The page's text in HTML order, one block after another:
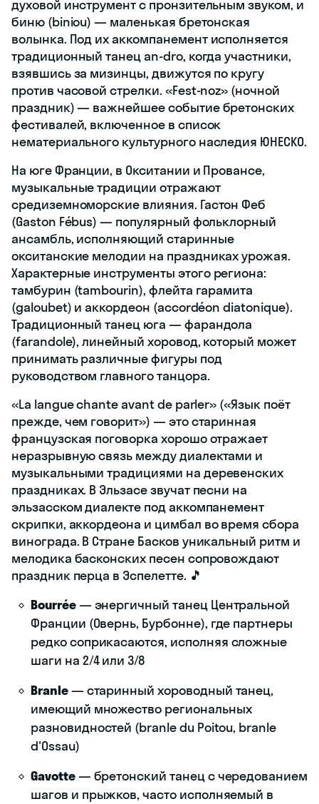
духовой инструмент с пронзительным звуком, и
биню (biniou) — маленькая бретонская
волынка. Под их аккомпанемент исполняется
традиционный танец an-dro, когда участники,
взявшись за мизинцы, движутся по кругу
против часовой стрелки. «Fest-noz» (ночной
праздник) — важнейшее событие бретонских
фестивалей, включенное в список
нематериального культурного наследия ЮНЕСКО.
На юге Франции, в Окситании и Провансе,
музыкальные традиции отражают
средиземноморские влияния. Гастон Феб
(Gaston Fébus) — популярный фольклорный
ансамбль, исполняющий старинные
окситанские мелодии на праздниках урожая.
Характерные инструменты этого региона:
тамбурин (tambourin), флейта гарамита
(galoubet) и аккордеон (accordéon diatonique).
Традиционный танец юга — фарандола
(farandole), линейный хоровод, который может
принимать различные фигуры под
руководством главного танцора.
«La langue chante avant de parler» («Язык поёт
прежде, чем говорит») — это старинная
французская поговорка хорошо отражает
неразрывную связь между диалектами и
музыкальными традициями на деревенских
праздниках. В Эльзасе звучат песни на
эльзасском диалекте под аккомпанемент
скрипки, аккордеона и цимбал во время сбора
винограда. В Стране Басков уникальный ритм и
мелодика басконских песен сопровождают
праздник перца в Эспелетте. 🎵
Bourrée— энергичный танец Центральной
Франции (Овернь, Бурбонне), где партнеры
редко соприкасаются, исполняя сложные
шаги на 2/4 или 3/8
Branle— старинный хороводный танец,
имеющий множество региональных
разновидностей (branle du Poitou, branle
d'Ossau)
Gavotte— бретонский танец с чередованием
шагов и прыжков, часто исполняемый в